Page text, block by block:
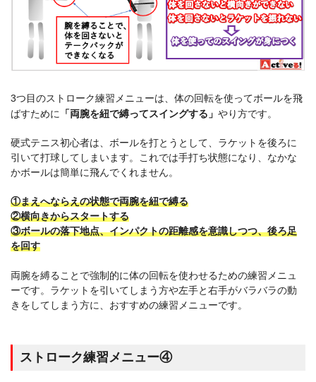
3つ目のストローク練習メニューは、体の回転を使ってボールを飛
ばすために
「両腕を紐で縛ってスイングする」 やり方です。
硬式テニス初心者は、ボールを打とうとして、ラケットを後ろに
引いて打球してしまいます。これでは手打ち状態になり、なかな
かボールは簡単に飛んでくれません。
①まえへならえの状態で両腕を紐で縛る
②横向きからスタートする
③ボールの落下地点、インパクトの距離感を意識しつつ、後ろ足
を回す
両腕を縛ることで強制的に体の回転を使わせるための練習メニュ
ーです。ラケットを引いてしまう方や左手と右手がバラバラの動
きをしてしまう方に、おすすめの練習メニューです。
ストローク練習メニュー④